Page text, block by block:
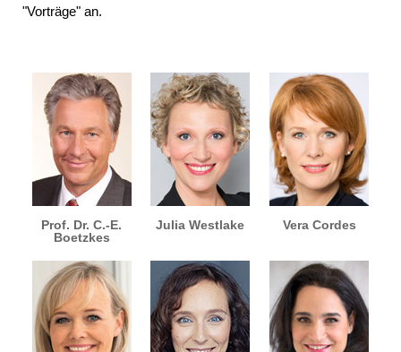
"Vorträge" an.
Prof. Dr. C.-E.
Boetzkes
Julia Westlake Vera Cordes